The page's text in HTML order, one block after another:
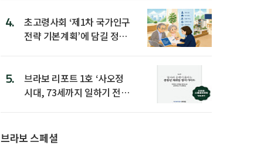
4.
초고령사회 ‘제1차 국가인구
전략 기본계획’에 담길 정책
5.
브라보 리포트 1호 ‘사오정
시대, 73세까지 일하기 전략’
브라보 스페셜